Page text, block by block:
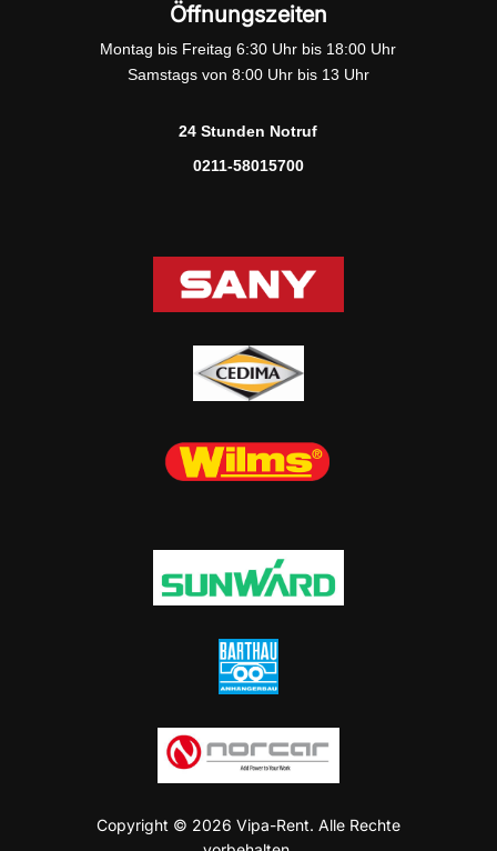
Öffnungszeiten
Montag bis Freitag 6:30 Uhr bis 18:00 Uhr
Samstags von 8:00 Uhr bis 13 Uhr
24 Stunden Notruf
0211-58015700
Copyright © 2026 Vipa-Rent. Alle Rechte